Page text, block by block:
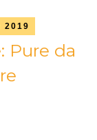
2019
Pure da